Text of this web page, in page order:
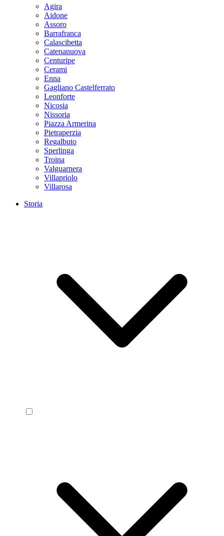
Agira
Aidone
Assoro
Barrafranca
Calascibetta
Catenanuova
Centuripe
Cerami
Enna
Gagliano Castelferrato
Leonforte
Nicosia
Nissoria
Piazza Armerina
Pietraperzia
Regalbuto
Sperlinga
Troina
Valguarnera
Villapriolo
Villarosa
Storia